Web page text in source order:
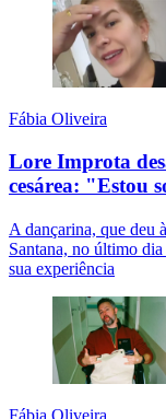
Fábia Oliveira
Lore Improta
cesárea: "Estou
A dançarina, que deu
Santana, no último
sua experiência
Fábia Oliveira